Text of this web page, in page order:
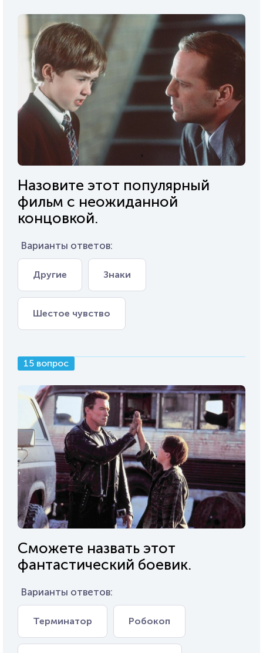
Назовите этот популярный
фильм с неожиданной
концовкой.
Варианты ответов:
Другие Знаки
Шестое чувство
15 вопрос
Сможете назвать этот
фантастический боевик.
Варианты ответов:
Терминатор Робокоп